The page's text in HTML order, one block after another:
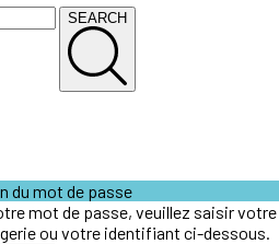
SEARCH
du mot de passe
mot de passe, veuillez saisir votre
ou votre identifiant ci-dessous.